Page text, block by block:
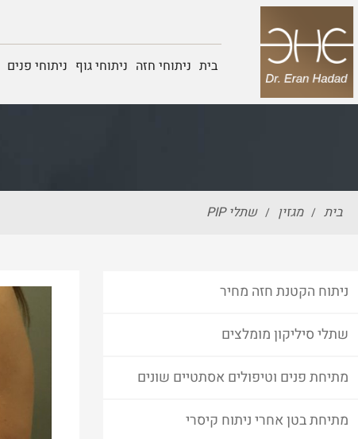
בית ניתוחי חזה ניתוחי גוף ניתוחי פנים
בית / מגזין / שתלי PIP
ניתוח הקטנת חזה מחיר
שתלי סיליקון מומלצים
מתיחת פנים וטיפולים אסתטיים שונים
מתיחת בטן אחרי ניתוח קיסרי